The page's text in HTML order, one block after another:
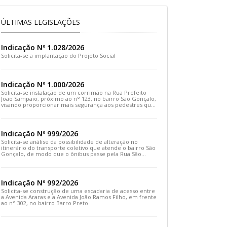
ÚLTIMAS LEGISLAÇÕES
Indicação Nº 1.028/2026
Solicita-se a implantação do Projeto Social
Indicação Nº 1.000/2026
Solicita-se instalação de um corrimão na Rua Prefeito
João Sampaio, próximo ao n° 123, no bairro São Gonçalo,
visando proporcionar mais segurança aos pedestres que
Indicação Nº 999/2026
Solicita-se análise da possibilidade de alteração no
itinerário do transporte coletivo que atende o bairro São
Gonçalo, de modo que o ônibus passe pela Rua São
Indicação Nº 992/2026
Solicita-se construção de uma escadaria de acesso entre
a Avenida Araras e a Avenida João Ramos Filho, em frente
ao n° 302, no bairro Barro Preto